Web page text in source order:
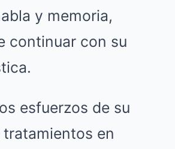
y memoria,
continuar con su
esfuerzos de su
en